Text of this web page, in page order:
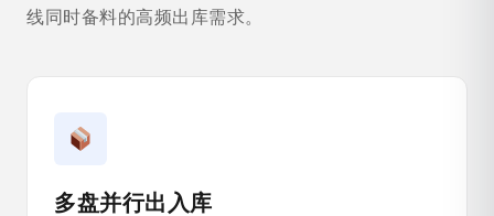
线同时备料的高频出库需求。
多盘并行出入库